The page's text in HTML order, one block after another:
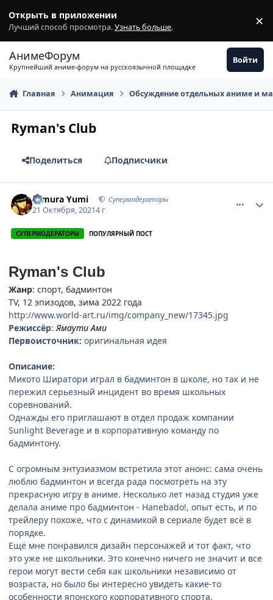
Открыть в приложении
Лучший способ просмотра.Узнать больше. ×
АнимеФорум
Крупнейший аниме-форум на русскоязычной площадке
Войти
Главная Анимация Обсуждение отдельных аниме и
Ryman's Club
Поделиться Подписчики
Himura Yumi Супермодераторы
21 Октября, 20214 г
СУПЕРМОДЕРАТОРЫ ПОПУЛЯРНЫЙ ПОСТ
Ryman's Club
Жанр: спорт, бадминтон
TV, 12 эпизодов, зима 2022 года
http://www.world-art.ru/img/company_new/17345.jpg
Режиссёр:Ямаути Ами
Первоисточник: оригинальная идея
Описание:
Микото Ширатори играл в бадминтон в школе, но так и не
пережил серьезный инцидент во время школьных
соревнований.
Однажды его приглашают в отдел продаж компании
Sunlight Beverage и в корпоративную команду по
бадминтону.
С огромным энтузиазмом встретила этот анонс: сама очень
люблю бадминтон и всегда рада посмотреть на эту
прекрасную игру в аниме. Несколько лет назад студия уже
делала аниме про бадминтон - Hanebado!, опыт есть, и по
трейлеру похоже, что с динамикой в сериале будет всё в
порядке.
Ещё мне понравился дизайн персонажей и тот факт, что
это уже не школьники. Это конечно ничего не значит и все
герои могут вести себя как школьники независимо от
возраста, но было бы интересно увидеть какие-то
особенности японского корпоративного спорта.